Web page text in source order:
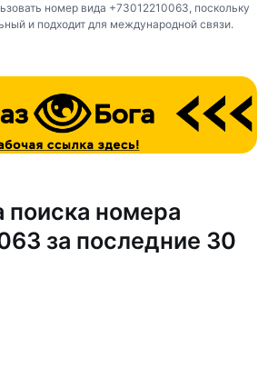
номер вида +73012210063, поскольку
и подходит для международной связи.
поиска номера
за последние 30